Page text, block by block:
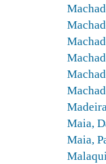
Maia,
Maia,